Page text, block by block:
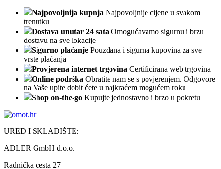
Najpovoljnija kupnja Najpovoljnije cijene u svakom
trenutku
Dostava unutar 24 sata Omogućavamo sigurnu i brzu
dostavu na sve lokacije
Sigurno plaćanje Pouzdana i sigurna kupovina za sve
vrste plaćanja
Provjerena internet trgovina Certificirana web trgovina
Online podrška Obratite nam se s povjerenjem. Odgovore
na Vaše upite dobit ćete u najkraćem mogućem roku
Shop on-the-go Kupujte jednostavno i brzo u pokretu
URED I SKLADIŠTE:
ADLER GmbH d.o.o.
Radnička cesta 27